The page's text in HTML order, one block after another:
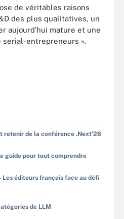
de véritables raisons
des plus qualitatives, un
aujourd’hui mature et une
serial-entrepreneurs ».
retenir de la conférence .Next'26
guide pour tout comprendre
Les éditeurs français face au défi
de LLM